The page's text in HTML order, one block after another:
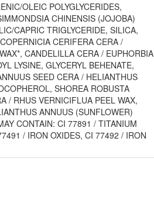
OLEIC POLYGLYCERIDES,
CHINENSIS (JOJOBA)
CAPRIC TRIGLYCERIDE, SILICA,
CERIFERA CERA /
CANDELILLA CERA / EUPHORBIA
LYSINE, GLYCERYL BEHENATE,
SEED CERA / HELIANTHUS
SHOREA ROBUSTA
/ RHUS VERNICIFLUA PEEL WAX,
ANNUUS (SUNFLOWER)
CONTAIN: CI 77891 / TITANIUM
/ IRON OXIDES, CI 77492 / IRON